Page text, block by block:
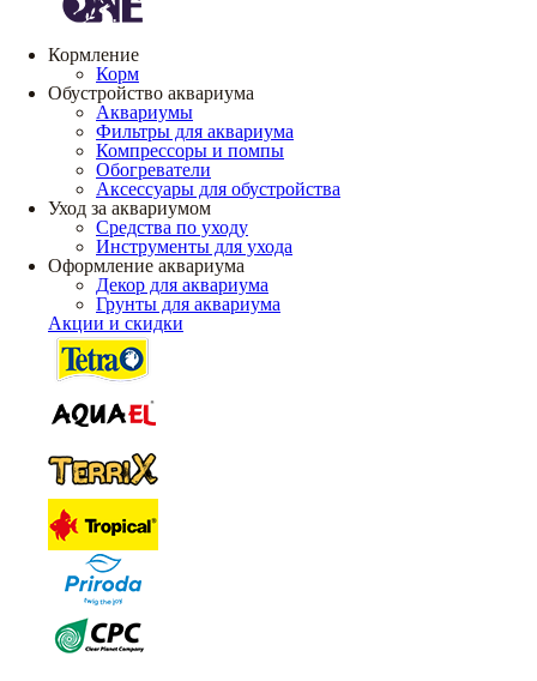
Кормление
Корм
Обустройство аквариума
Аквариумы
Фильтры для аквариума
Компрессоры и помпы
Обогреватели
Аксессуары для обустройства
Уход за аквариумом
Средства по уходу
Инструменты для ухода
Оформление аквариума
Декор для аквариума
Грунты для аквариума
Акции и скидки